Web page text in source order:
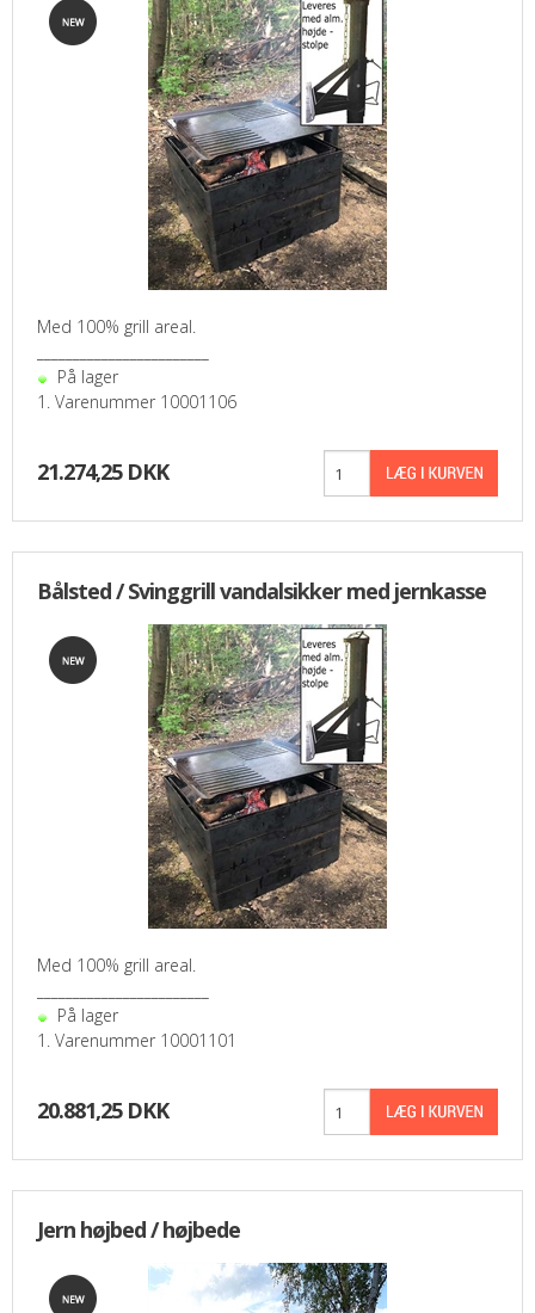
Med 100% grill areal.
På lager
1. Varenummer 10001106
21.274,25 DKK
Bålsted / Svinggrill vandalsikker med jernkasse
Med 100% grill areal.
På lager
1. Varenummer 10001101
20.881,25 DKK
Jern højbed / højbede